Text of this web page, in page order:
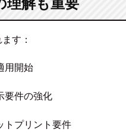
す：
開始
件の強化
プリント要件